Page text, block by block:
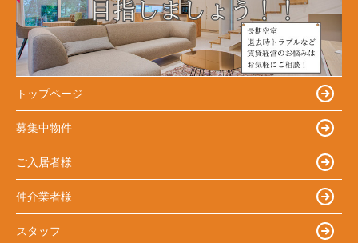
トップページ
募集中物件
ご入居者様
仲介業者様
スタッフ